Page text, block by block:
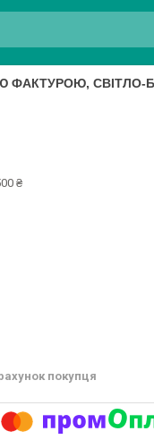
СВІТЛО-
₴
покупця